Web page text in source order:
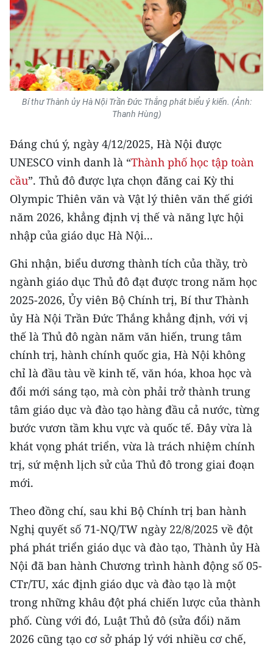
Media Môi trường
Ảnh
Infographic
TIN ĐỊA PHƯƠNG
Trung du và miền núi phía Bắc
Đồng bằng sông Hồng
Bắc Trung Bộ
Nguyên
Đông Nam Bộ
Đồng bằng sông Cửu Long
Chuyên trang Hà Nội
Chuyên trang TP. Hồ Chí Minh
CHUYÊN ĐỀ
CÁC CHUYÊN TRANG
VỀ BÁO NHÂN DÂN
NHÂN DÂN CUỐI TUẦN
NHÂN DÂN HẰNG THÁNG
MUA BÁO
ĐỌC BÁO IN
Bí thư Thành ủy Hà Nội Trần Đức Thắng phát biểu ý kiến. (Ảnh:
Thanh Hùng)
Đáng chú ý, ngày 4/12/2025, Hà Nội được
UNESCO vinh danh là “Thành phố học tập toàn
cầu”. Thủ đô được lựa chọn đăng cai Kỳ thi
Olympic Thiên văn và Vật lý thiên văn thế giới
năm 2026, khẳng định vị thế và năng lực hội
nhập của giáo dục Hà Nội...
Ghi nhận, biểu dương thành tích của thầy, trò
ngành giáo dục Thủ đô đạt được trong năm học
2025-2026, Ủy viên Bộ Chính trị, Bí thư Thành
ủy Hà Nội Trần Đức Thắng khẳng định, với vị
thế là Thủ đô ngàn năm văn hiến, trung tâm
chính trị, hành chính quốc gia, Hà Nội không
chỉ là đầu tàu về kinh tế, văn hóa, khoa học và
đổi mới sáng tạo, mà còn phải trở thành trung
tâm giáo dục và đào tạo hàng đầu cả nước, từng
bước vươn tầm khu vực và quốc tế. Đây vừa là
khát vọng phát triển, vừa là trách nhiệm chính
trị, sứ mệnh lịch sử của Thủ đô trong giai đoạn
mới.
Theo đồng chí, sau khi Bộ Chính trị ban hành
Nghị quyết số 71-NQ/TW ngày 22/8/2025 về đột
phá phát triển giáo dục và đào tạo, Thành ủy Hà
Nội đã ban hành Chương trình hành động số 05-
CTr/TU, xác định giáo dục và đào tạo là một
trong những khâu đột phá chiến lược của thành
phố. Cùng với đó, Luật Thủ đô (sửa đổi) năm
2026 cũng tạo cơ sở pháp lý với nhiều cơ chế,